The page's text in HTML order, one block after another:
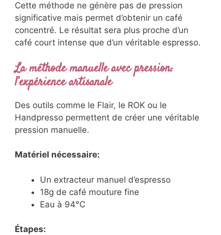
Cette méthode ne génère pas de pression
significative mais permet d’obtenir un café
concentré. Le résultat sera plus proche d’un
café court intense que d’un véritable espresso.
La méthode manuelle avec pression:
l’expérience artisanale
Des outils comme le Flair, le ROK ou le
Handpresso permettent de créer une véritable
pression manuelle.
Matériel nécessaire:
Un extracteur manuel d’espresso
18g de café mouture fine
Eau à 94°C
Étapes: